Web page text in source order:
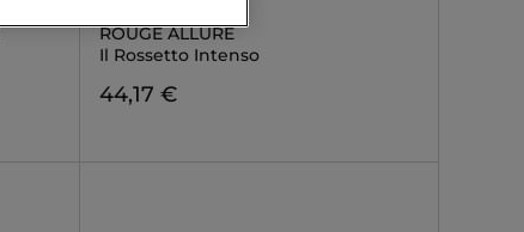
ROUGE ALLURE
Il Rossetto Intenso
44,17 €